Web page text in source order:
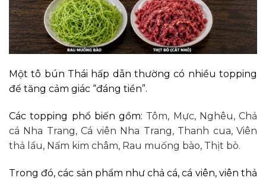
Một tô bún Thái hấp dẫn thường có nhiều topping
để tăng cảm giác “đáng tiền”.
Các topping phổ biến gồm: Tôm, Mực, Nghêu, Chả
cá Nha Trang,Cá viên Nha Trang, Thanh cua,Viên
thả lẩu, Nấm kim châm, Rau muống bào, Thịt bò.
Trong đó, các sản phẩm như chả cá, cá viên, viên thả